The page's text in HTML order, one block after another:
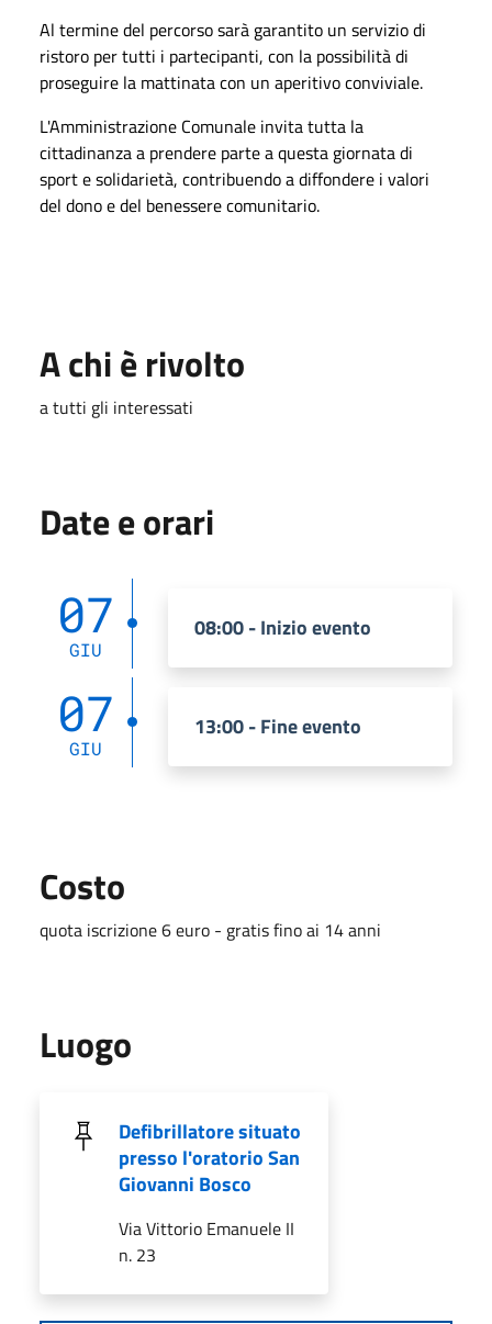
Al termine del percorso sarà garantito un servizio di
ristoro per tutti i partecipanti, con la possibilità di
proseguire la mattinata con un aperitivo conviviale.
L'Amministrazione Comunale invita tutta la
cittadinanza a prendere parte a questa giornata di
sport e solidarietà, contribuendo a diffondere i valori
del dono e del benessere comunitario.
A chi è rivolto
a tutti gli interessati
Date e orari
07
GIU
08:00 - Inizio evento
07
GIU
13:00 - Fine evento
Costo
quota iscrizione 6 euro - gratis fino ai 14 anni
Luogo
Defibrillatore situato
presso l'oratorio San
Giovanni Bosco
Via Vittorio Emanuele II
n. 23